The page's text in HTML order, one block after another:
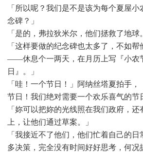
「所以呢？我们是不是该为每个夏屋
念碑？」
「是的，弗拉狄米尔，他们拯救了地球
「这样要做的纪念碑也太多了，不如
——休息个一两天，在月历上写『小农
日』。」
「哇！一个节日！」阿纳丝塔夏拍手
节日！我们绝对需要一个欢乐喜气的节
「妳可以把妳的光线照在我们政府，
上，让他们通过草案。」
「我接近不了他们，他们忙着自己的
多决策，完全没有时间好好思考，何况